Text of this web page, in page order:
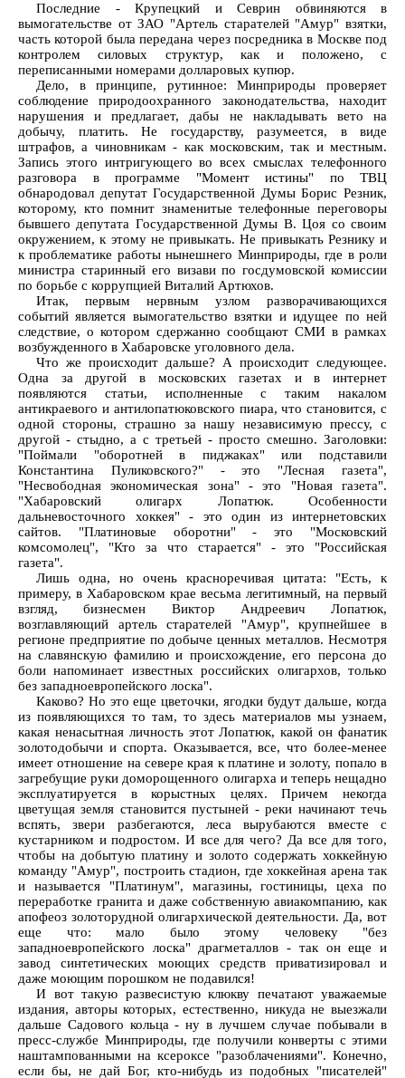
Последние - Крупецкий и Севрин обвиняются в
вымогательстве от ЗАО "Артель старателей "Амур" взятки,
часть которой была передана через посредника в Москве под
контролем силовых структур, как и положено, с
переписанными номерами долларовых купюр.
Дело, в принципе, рутинное: Минприроды проверяет
соблюдение природоохранного законодательства, находит
нарушения и предлагает, дабы не накладывать вето на
добычу, платить. Не государству, разумеется, в виде
штрафов, а чиновникам - как московским, так и местным.
Запись этого интригующего во всех смыслах телефонного
разговора в программе "Момент истины" по ТВЦ
обнародовал депутат Государственной Думы Борис Резник,
которому, кто помнит знаменитые телефонные переговоры
бывшего депутата Государственной Думы В. Цоя со своим
окружением, к этому не привыкать. Не привыкать Резнику и
к проблематике работы нынешнего Минприроды, где в роли
министра старинный его визави по госдумовской комиссии
по борьбе с коррупцией Виталий Артюхов.
Итак, первым нервным узлом разворачивающихся
событий является вымогательство взятки и идущее по ней
следствие, о котором сдержанно сообщают СМИ в рамках
возбужденного в Хабаровске уголовного дела.
Что же происходит дальше? А происходит следующее.
Одна за другой в московских газетах и в интернет
появляются статьи, исполненные с таким накалом
антикраевого и антилопатюковского пиара, что становится, с
одной стороны, страшно за нашу независимую прессу, с
другой - стыдно, а с третьей - просто смешно. Заголовки:
"Поймали "оборотней в пиджаках" или подставили
Константина Пуликовского?" - это "Лесная газета",
"Несвободная экономическая зона" - это "Новая газета".
"Хабаровский олигарх Лопатюк. Особенности
дальневосточного хоккея" - это один из интернетовских
сайтов. "Платиновые оборотни" - это "Московский
комсомолец", "Кто за что старается" - это "Российская
газета".
Лишь одна, но очень красноречивая цитата: "Есть, к
примеру, в Хабаровском крае весьма легитимный, на первый
взгляд, бизнесмен Виктор Андреевич Лопатюк,
возглавляющий артель старателей "Амур", крупнейшее в
регионе предприятие по добыче ценных металлов. Несмотря
на славянскую фамилию и происхождение, его персона до
боли напоминает известных российских олигархов, только
без западноевропейского лоска".
Каково? Но это еще цветочки, ягодки будут дальше, когда
из появляющихся то там, то здесь материалов мы узнаем,
какая ненасытная личность этот Лопатюк, какой он фанатик
золотодобычи и спорта. Оказывается, все, что более-менее
имеет отношение на севере края к платине и золоту, попало в
загребущие руки доморощенного олигарха и теперь нещадно
эксплуатируется в корыстных целях. Причем некогда
цветущая земля становится пустыней - реки начинают течь
вспять, звери разбегаются, леса вырубаются вместе с
кустарником и подростом. И все для чего? Да все для того,
чтобы на добытую платину и золото содержать хоккейную
команду "Амур", построить стадион, где хоккейная арена так
и называется "Платинум", магазины, гостиницы, цеха по
переработке гранита и даже собственную авиакомпанию, как
апофеоз золоторудной олигархической деятельности. Да, вот
еще что: мало было этому человеку "без
западноевропейского лоска" драгметаллов - так он еще и
завод синтетических моющих средств приватизировал и
даже моющим порошком не подавился!
И вот такую развесистую клюкву печатают уважаемые
издания, авторы которых, естественно, никуда не выезжали
дальше Садового кольца - ну в лучшем случае побывали в
пресс-службе Минприроды, где получили конверты с этими
наштампованными на ксероксе "разоблачениями". Конечно,
если бы, не дай Бог, кто-нибудь из подобных "писателей"